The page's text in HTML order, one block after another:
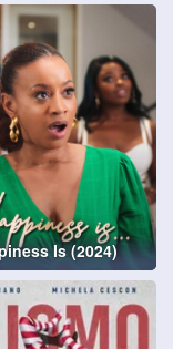
Is (2024)